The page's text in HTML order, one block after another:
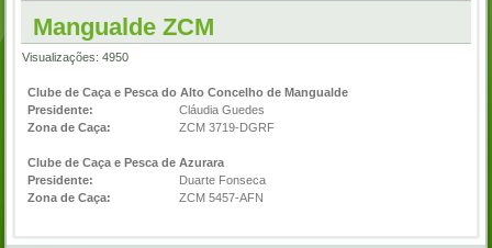
Mangualde ZCM
Visualizações: 4950
Clube de Caça e Pesca do Alto Concelho de Mangualde
Presidente:
Cláudia Guedes
Zona de Caça:
ZCM 3719-DGRF
Clube de Caça e Pesca de Azurara
Presidente:
Duarte Fonseca
Zona de Caça:
ZCM 5457-AFN